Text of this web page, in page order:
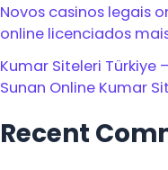
Novos casinos legais
online licenciados
Kumar Siteleri Türkiye –
Sunan Online Kumar
Recent